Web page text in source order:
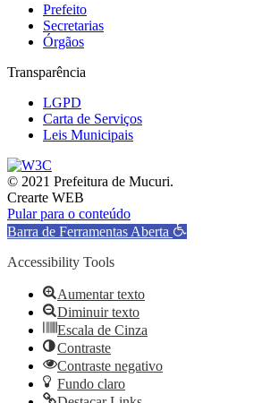
Prefeito
Secretarias
Órgãos
Transparência
LGPD
Carta de Serviços
Leis Municipais
© 2021 Prefeitura de Mucuri.
Crearte WEB
Pular para o conteúdo
Barra de Ferramentas Aberta
Accessibility Tools
Aumentar texto
Diminuir texto
Escala de Cinza
Contraste
Contraste negativo
Fundo claro